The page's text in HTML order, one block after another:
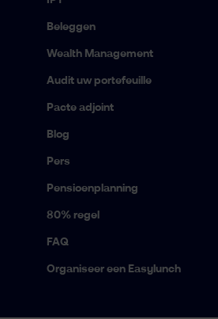
Beleggen
Wealth Management
Audit uw portefeuille
Pacte adjoint
Blog
Pers
Pensioenplanning
80% regel
FAQ
Organiseer een Easylunch